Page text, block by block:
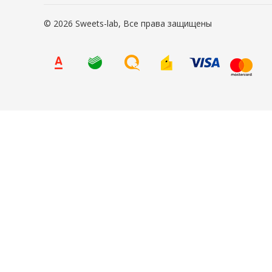
© 2026 Sweets-lab, Все права защищены